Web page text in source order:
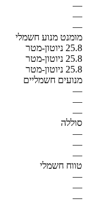
—
—
—
מומנט מנוע חשמלי
25.8 ניוטון-מטר
25.8 ניוטון-מטר
25.8 ניוטון-מטר
מנועים חשמליים
—
—
—
סוללה
—
—
—
טווח חשמלי
—
—
—